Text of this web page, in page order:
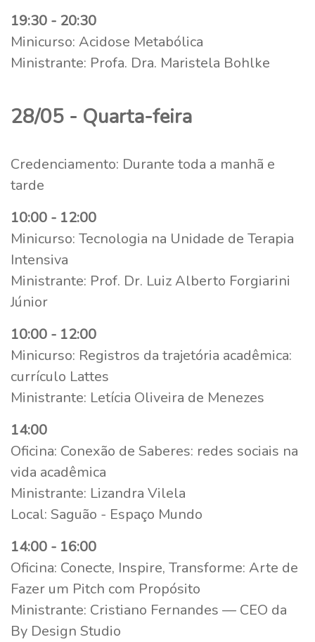
19:30 - 20:30
Minicurso: Acidose Metabólica
Ministrante: Profa. Dra. Maristela Bohlke
28/05 - Quarta-feira
Credenciamento: Durante toda a manhã e
tarde
10:00 - 12:00
Minicurso: Tecnologia na Unidade de Terapia
Intensiva
Ministrante: Prof. Dr. Luiz Alberto Forgiarini
Júnior
10:00 - 12:00
Minicurso: Registros da trajetória acadêmica:
currículo Lattes
Ministrante: Letícia Oliveira de Menezes
14:00
Oficina: Conexão de Saberes: redes sociais na
vida acadêmica
Ministrante: Lizandra Vilela
Local: Saguão - Espaço Mundo
14:00 - 16:00
Oficina: Conecte, Inspire, Transforme: Arte de
Fazer um Pitch com Propósito
Ministrante: Cristiano Fernandes — CEO da
By Design Studio